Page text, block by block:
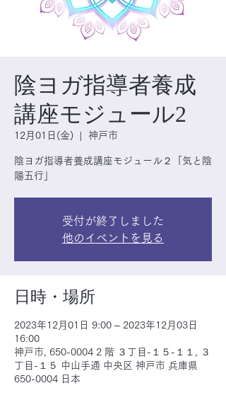
陰ヨガ指導者養成
講座モジュール2
12月01日(金) 神戸市
陰ヨガ指導者養成講座モジュール２「気と陰
陽五行」
受付が終了しました
他のイベントを見る
日時・場所
2023年12月01日 9:00 – 2023年12月03日
16:00
神戸市, 650-0004 2 階 ３丁目-１５-１１, ３
丁目-１５ 中山手通 中央区 神戸市 兵庫県
650-0004 日本